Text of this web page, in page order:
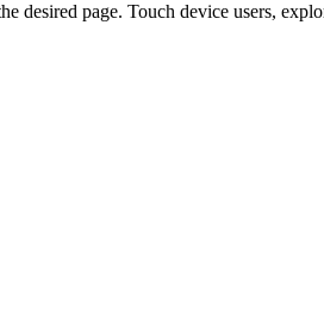
desired page. Touch device users,